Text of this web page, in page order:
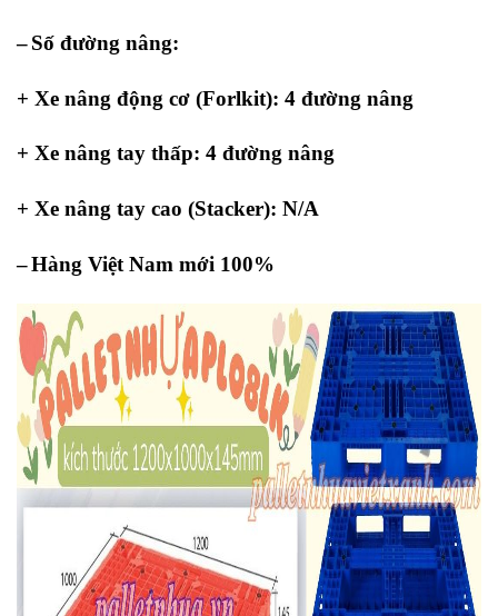
–Số đường nâng:
+ Xe nâng động cơ (Forlkit): 4 đường nâng
+ Xe nâng tay thấp: 4 đường nâng
+ Xe nâng tay cao (Stacker): N/A
–Hàng Việt Nam mới 100%